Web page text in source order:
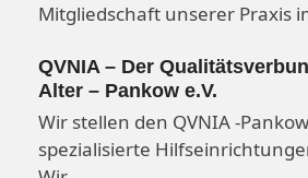
Mitgliedschaft unserer Praxis
QVNIA – Der
Alter – Pankow e.V.
Wir stellen den QVNIA -
spezialisierte